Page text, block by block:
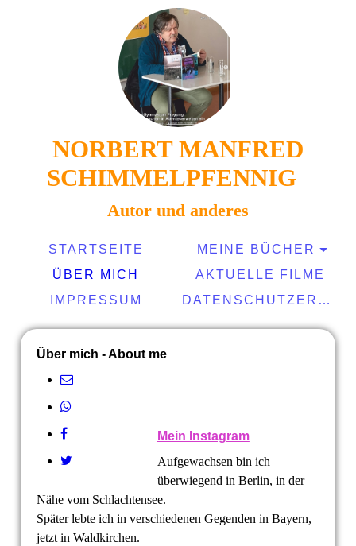
NORBERT MANFRED
SCHIMMELPFENNIG
Autor und anderes
STARTSEITE
MEINE BÜCHER
ÜBER MICH
AKTUELLE FILME
IMPRESSUM
DATENSCHUTZERKLÄRUNG
Über mich - About me
Mein Instagram
Aufgewachsen bin ich
überwiegend in Berlin, in der
Nähe vom Schlachtensee.
Später lebte ich in verschiedenen Gegenden in Bayern,
jetzt in Waldkirchen.